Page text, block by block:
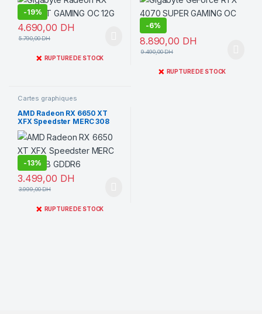
-19%
4.690,00 DH
5.790,00DH
❌ RUPTURE DE STOCK
-6%
8.890,00 DH
9.490,00DH
❌ RUPTURE DE STOCK
Cartes graphiques
AMD Radeon RX 6650 XT
XFX Speedster MERC 308
8GB GDDR6
-13%
3.499,00 DH
3.999,00DH
❌ RUPTURE DE STOCK